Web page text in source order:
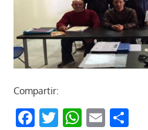
Compartir:
Facebook
TwitterEmail